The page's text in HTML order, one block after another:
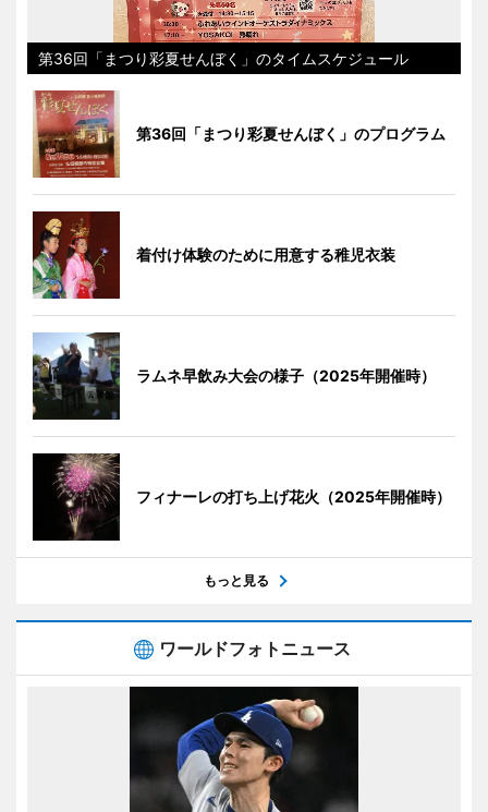
第36回「まつり彩夏せんぼく」のタイムスケジュール
第36回「まつり彩夏せんぼく」のプログラム
着付け体験のために用意する稚児衣装
ラムネ早飲み大会の様子（2025年開催時）
フィナーレの打ち上げ花火（2025年開催時）
もっと見る
ワールドフォトニュース